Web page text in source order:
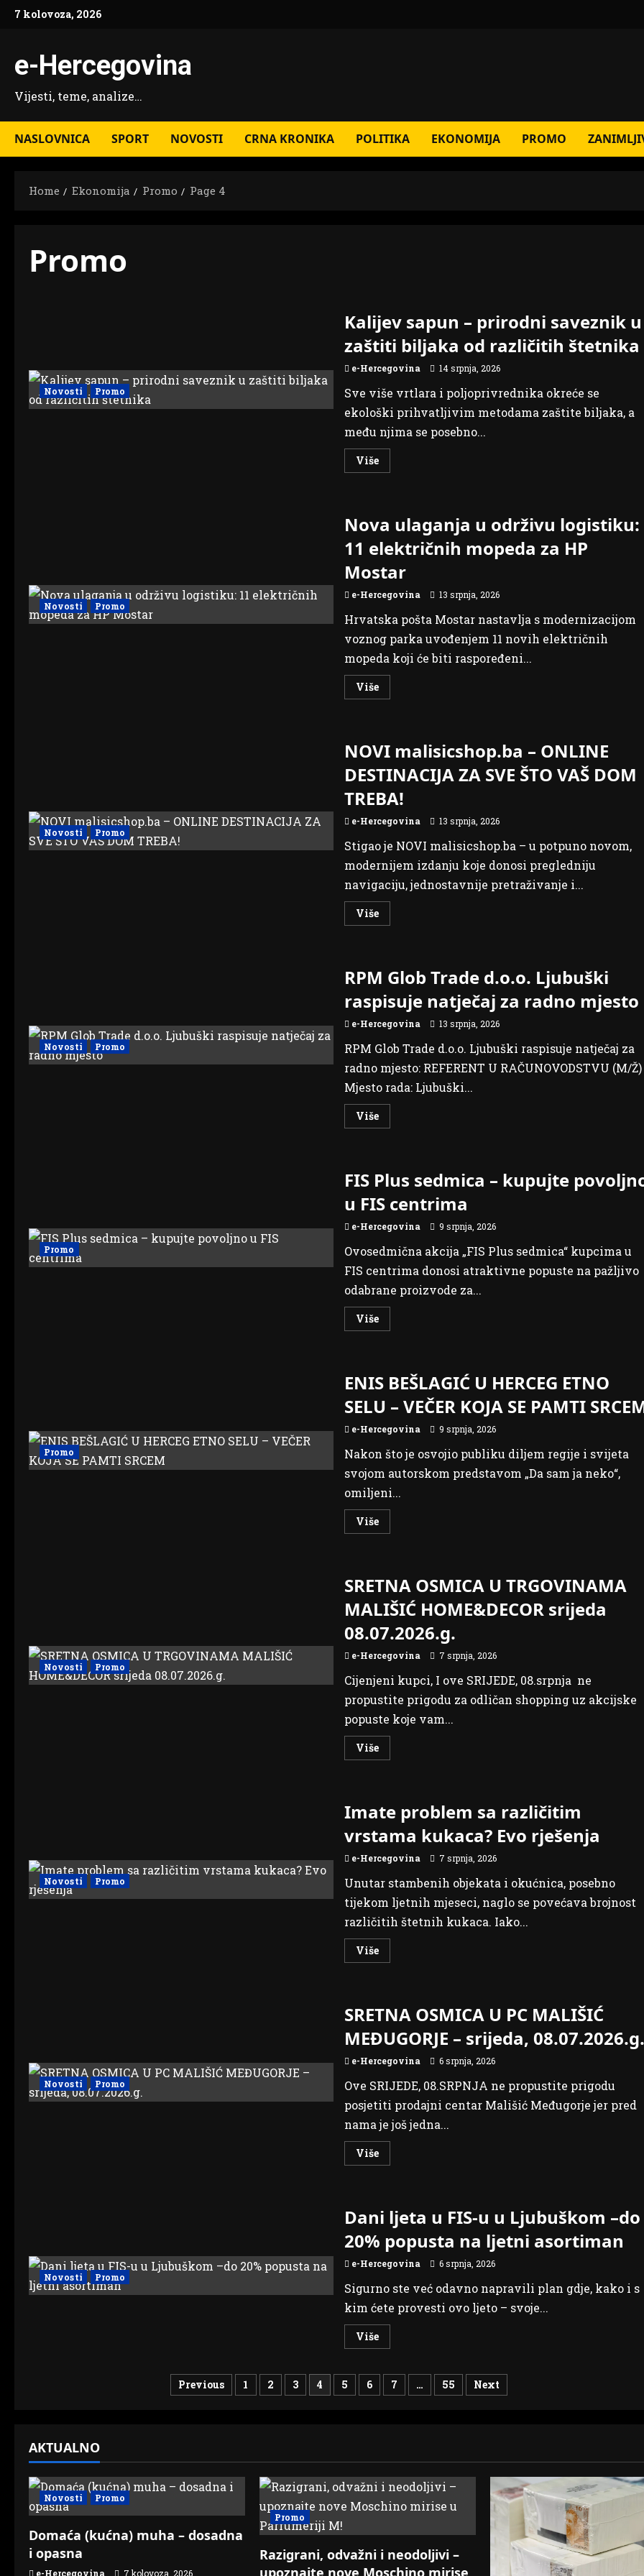
Skip7 kolovoza, 2026
e-Hercegovina
Vijesti, teme, analize…
NASLOVNICA SPORT NOVOSTI CRNA KRONIKA POLITIKA EKONOMIJA PROMO
Home Ekonomija Promo Page 4
Promo
Novosti Promo
Kalijev sapun – prirodni saveznik u
zaštiti biljaka od različitih štetnika
e-Hercegovina 14 srpnja, 2026
Sve više vrtlara i poljoprivrednika okreće se
ekološki prihvatljivim metodama zaštite biljaka, a
među njima se posebno...
VišeRead
more
prirodni
saveznik
u
zaštiti
od
različitih
štetnika
Novosti Promo
Nova ulaganja u održivu logistiku:
11 električnih mopeda za HP
Mostar
e-Hercegovina 13 srpnja, 2026
Hrvatska pošta Mostar nastavlja s modernizacijom
voznog parka uvođenjem 11 novih električnih
mopeda koji će biti raspoređeni...
VišeRead
more
održivu
logistiku:
11
električnih
za
HP
Mostar
Novosti Promo
NOVI malisicshop.ba – ONLINE
DESTINACIJA ZA SVE ŠTO VAŠ DOM
TREBA!
e-Hercegovina 13 srpnja, 2026
Stigao je NOVI malisicshop.ba – u potpuno novom,
modernijem izdanju koje donosi pregledniju
navigaciju, jednostavnije pretraživanje i...
VišeRead
more
ONLINE
DESTINACIJA
ZA
SVE
VAŠ
DOM
TREBA!
Novosti Promo
RPM Glob Trade d.o.o. Ljubuški
raspisuje natječaj za radno mjesto
e-Hercegovina 13 srpnja, 2026
RPM Glob Trade d.o.o. Ljubuški raspisuje natječaj za
radno mjesto: REFERENT U RAČUNOVODSTVU (M/Ž)
Mjesto rada: Ljubuški...
VišeRead
more
d.o.o.
Ljubuški
raspisuje
natječaj
radno
mjesto
Promo
FIS Plus sedmica – kupujte
u FIS centrima
e-Hercegovina 9 srpnja, 2026
Ovosedmična akcija „FIS Plus sedmica“ kupcima u
FIS centrima donosi atraktivne popuste na pažljivo
odabrane proizvode za...
VišeRead
more
–
kupujte
povoljno
u
centrima
Promo
ENIS BEŠLAGIĆ U HERCEG ETNO
SELU – VEČER KOJA SE PAMTI
e-Hercegovina 9 srpnja, 2026
Nakon što je osvojio publiku diljem regije i svijeta
svojom autorskom predstavom „Da sam ja neko“,
omiljeni...
VišeRead
more
HERCEG
ETNO
SELU
–
KOJA
SE
PAMTI
SRCEM
Novosti Promo
SRETNA OSMICA U TRGOVINAMA
MALIŠIĆ HOME&DECOR srijeda
08.07.2026.g.
e-Hercegovina 7 srpnja, 2026
Cijenjeni kupci, I ove SRIJEDE, 08.srpnja ne
propustite prigodu za odličan shopping uz akcijske
popuste koje vam...
VišeRead
more
TRGOVINAMA
MALIŠIĆ
HOME&DECOR
srijeda
Novosti Promo
Imate problem sa različitim
vrstama kukaca? Evo rješenja
e-Hercegovina 7 srpnja, 2026
Unutar stambenih objekata i okućnica, posebno
tijekom ljetnih mjeseci, naglo se povećava brojnost
različitih štetnih kukaca. Iako...
VišeRead
more
različitim
vrstama
kukaca?
Evo
Novosti Promo
SRETNA OSMICA U PC MALIŠIĆ
MEĐUGORJE – srijeda, 08.07.2026.g.
e-Hercegovina 6 srpnja, 2026
Ove SRIJEDE, 08.SRPNJA ne propustite prigodu
posjetiti prodajni centar Mališić Međugorje jer pred
nama je još jedna...
VišeRead
more
PC
MALIŠIĆ
MEĐUGORJE
–
srijeda,
08.07.2026.g.
Novosti Promo
Dani ljeta u FIS-u u Ljubuškom –do
20% popusta na ljetni asortiman
e-Hercegovina 6 srpnja, 2026
Sigurno ste već odavno napravili plan gdje, kako i s
kim ćete provesti ovo ljeto – svoje...
VišeRead
more
ljeta
FIS-
popusta
na
ljetni
asortiman
Brojevi
Previous 1 2 3 4 5 6 7 … 55 Next
AKTUALNO
Novosti Promo
Domaća (kućna) muha – dosadna
i opasna
e-Hercegovina 7 kolovoza, 2026
Promo
Razigrani, odvažni i neodoljivi –